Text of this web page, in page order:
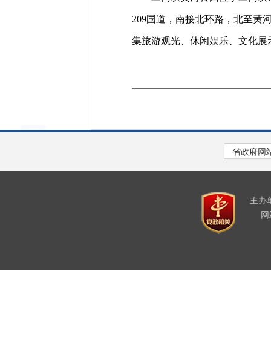
209国道，南接北环路，北至黄
集旅游观光、休闲娱乐、文化
主办